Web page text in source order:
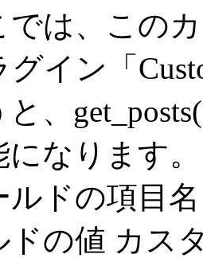
では、この
イン「
、
なります
ドの項目
ドの値 カス